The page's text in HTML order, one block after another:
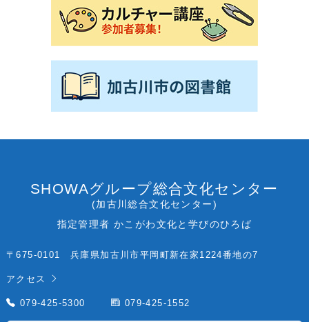
SHOWAグループ総合文化センター
(加古川総合文化センター)
指定管理者 かこがわ文化と学びのひろば
〒675-0101 兵庫県加古川市平岡町新在家1224番地の7
アクセス
079-425-5300 079-425-1552